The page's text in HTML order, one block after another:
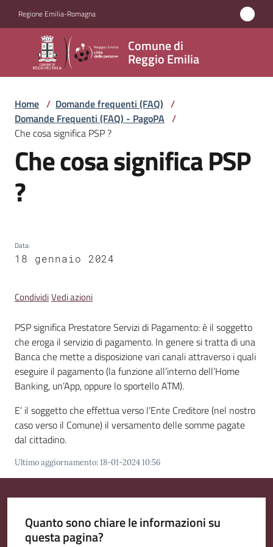
Regione Emilia-Romagna
Comune di
Reggio Emilia
Comune
di
Reggio
Emilia
Amministrazione
Servizi
Vivere
Reggio
Tutti
gli
argomenti
T
u
r
i
s
Home / Domande frequenti (FAQ) /
Domande Frequenti (FAQ) - PagoPA /
Che cosa significa PSP ?
Salta al contenuto
Che cosa significa PSP
?
Data:
18 gennaio 2024
CondividiVedi azioni
PSP significa Prestatore Servizi di Pagamento: è il soggetto
che eroga il servizio di pagamento. In genere si tratta di una
Banca che mette a disposizione vari canali attraverso i quali
eseguire il pagamento (la funzione all’interno dell’Home
Banking, un’App, oppure lo sportello ATM).
E’ il soggetto che effettua verso l’Ente Creditore (nel nostro
caso verso il Comune) il versamento delle somme pagate
dal cittadino.
Ultimo aggiornamento:18-01-2024 10:56
Quanto sono chiare le informazioni su
questa pagina?